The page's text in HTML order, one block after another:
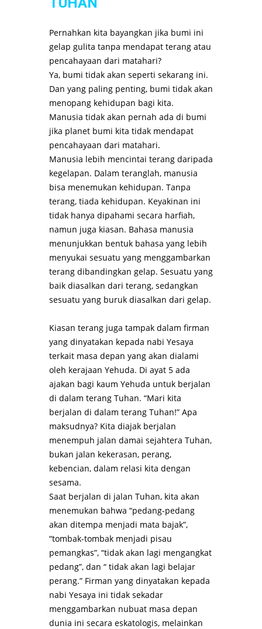
Pernahkan kita bayangkan jika bumi ini
gelap gulita tanpa mendapat terang atau
pencahayaan dari matahari?
Ya, bumi tidak akan seperti sekarang ini.
Dan yang paling penting, bumi tidak akan
menopang kehidupan bagi kita.
Manusia tidak akan pernah ada di bumi
jika planet bumi kita tidak mendapat
pencahayaan dari matahari.
Manusia lebih mencintai terang daripada
kegelapan. Dalam teranglah, manusia
bisa menemukan kehidupan. Tanpa
terang, tiada kehidupan. Keyakinan ini
tidak hanya dipahami secara harfiah,
namun juga kiasan. Bahasa manusia
menunjukkan bentuk bahasa yang lebih
menyukai sesuatu yang menggambarkan
terang dibandingkan gelap. Sesuatu yang
baik diasalkan dari terang, sedangkan
sesuatu yang buruk diasalkan dari gelap.
Kiasan terang juga tampak dalam firman
yang dinyatakan kepada nabi Yesaya
terkait masa depan yang akan dialami
oleh kerajaan Yehuda. Di ayat 5 ada
ajakan bagi kaum Yehuda untuk berjalan
di dalam terang Tuhan. “Mari kita
berjalan di dalam terang Tuhan!” Apa
maksudnya? Kita diajak berjalan
menempuh jalan damai sejahtera Tuhan,
bukan jalan kekerasan, perang,
kebencian, dalam relasi kita dengan
sesama.
Saat berjalan di jalan Tuhan, kita akan
menemukan bahwa “pedang-pedang
akan ditempa menjadi mata bajak”,
“tombak-tombak menjadi pisau
pemangkas”, “tidak akan lagi mengangkat
pedang”, dan “ tidak akan lagi belajar
perang.” Firman yang dinyatakan kepada
nabi Yesaya ini tidak sekadar
menggambarkan nubuat masa depan
dunia ini secara eskatologis, melainkan